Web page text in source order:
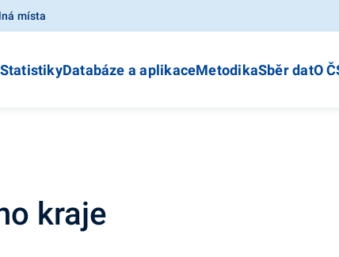
místa
StatistikyDatabáze a aplikaceMetodikaSběr datO
kraje